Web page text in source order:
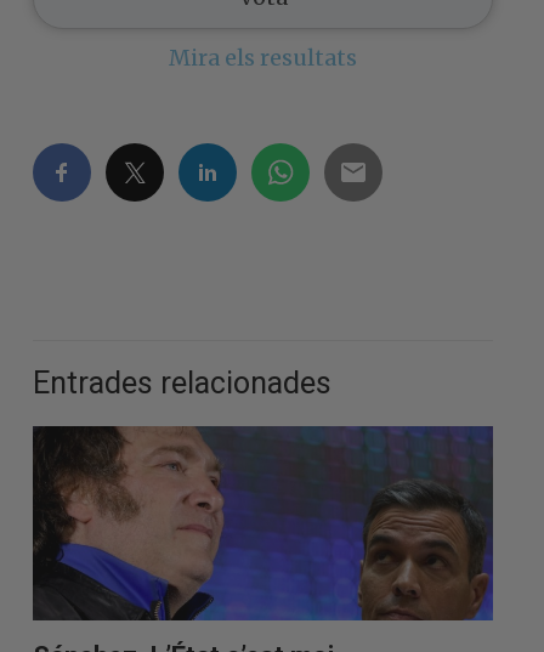
Mira els resultats
Entrades relacionades